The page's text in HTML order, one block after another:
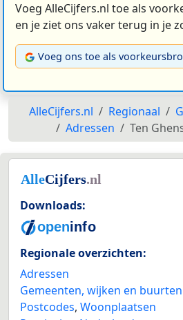
Voeg AlleCijfers.nl toe als
en je ziet ons vaker terug in je
Voeg ons toe als
AlleCijfers.nl Regionaal
Adressen
Ten
Downloads:
Regionale overzichten:
Adressen
Gemeenten, wijken en buurten
Postcodes, Woonplaatsen